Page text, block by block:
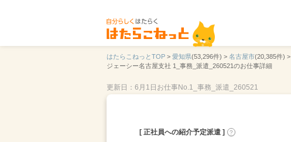
はたらこねっとTOP > 愛知県(53,296件) > 名古屋市(20,385件) >
ジェーシー名古屋支社 1_事務_派遣_260521のお仕事詳細
更新日：6月1日 お仕事No.1_事務_派遣_260521
[ 正社員への紹介予定派遣 ] ?